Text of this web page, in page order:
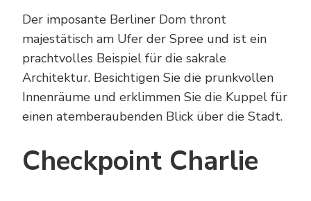
Der imposante Berliner Dom thront
majestätisch am Ufer der Spree und ist ein
prachtvolles Beispiel für die sakrale
Architektur. Besichtigen Sie die prunkvollen
Innenräume und erklimmen Sie die Kuppel für
einen atemberaubenden Blick über die Stadt.
Checkpoint Charlie